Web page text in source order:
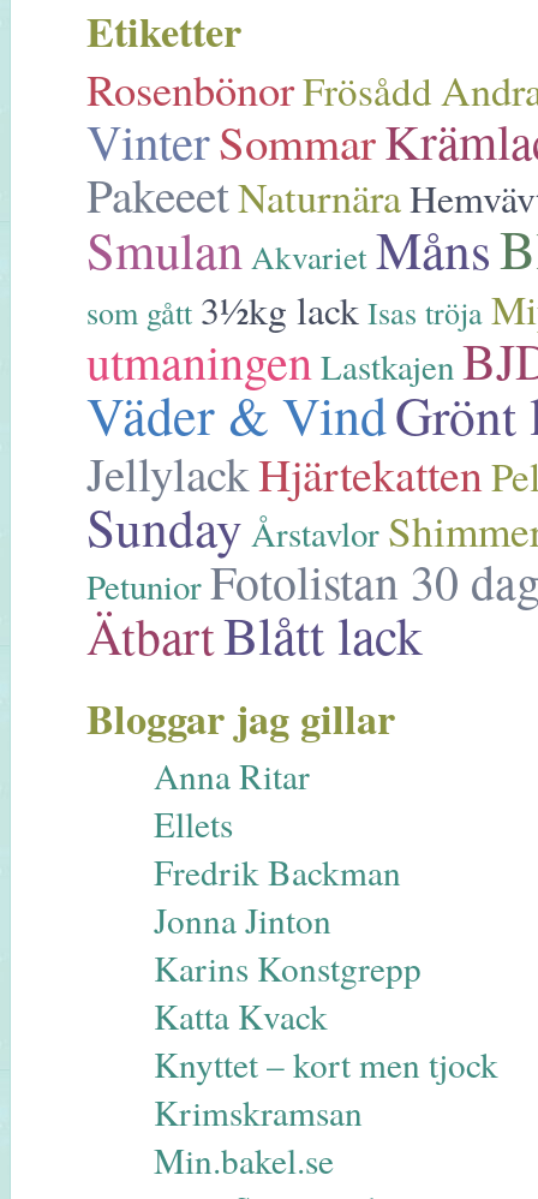
Etiketter
RosenbönorFrösådd
VinterSommar
PakeeetNaturnära
SmulanAkvarietMåns
som gått 3½kg lack Isas tröja
utmaningenLastkajen
Väder & VindGrönt
JellylackHjärtekatten
Sunday Årstavlor
PetuniorFotolistan 30
ÄtbartBlått lack
Bloggar jag gillar
Anna Ritar
Ellets
Fredrik Backman
Jonna Jinton
Karins Konstgrepp
Katta Kvack
Knyttet – kort men tjock
Krimskramsan
Min.bakel.se